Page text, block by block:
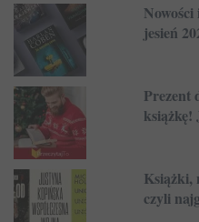
jesień
Prezent
książkę!
Książki,
czyli